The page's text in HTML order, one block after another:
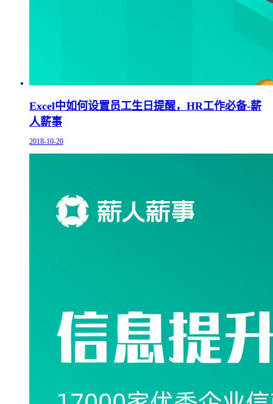
Excel中如何设置员工生日提醒，HR工作必备-薪
人薪事
2018-10-20